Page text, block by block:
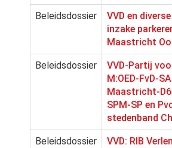
Beleidsdossier
VVD en
inzake
Maastricht
Beleidsdossier
VVD-Partij
M:OED-FvD-
Maastricht-
SPM-SP en
stedenband
Beleidsdossier
VVD: RIB